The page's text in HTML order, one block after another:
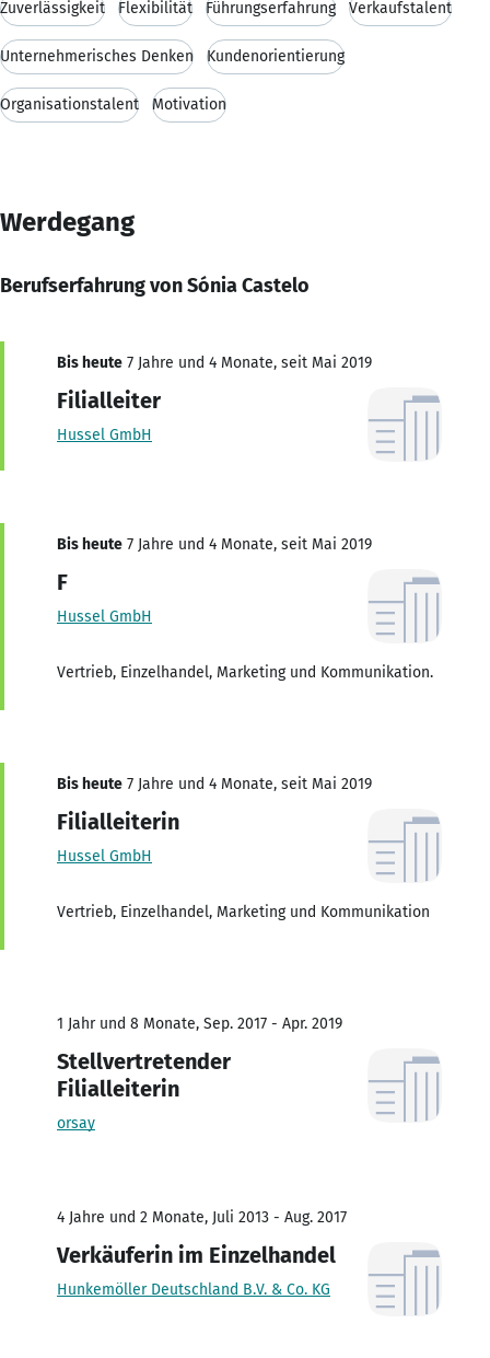
Zuverlässigkeit Flexibilität Führungserfahrung Verkaufstalent
Unternehmerisches Denken Kundenorientierung
Organisationstalent Motivation
Werdegang
Berufserfahrung von Sónia Castelo
Bis heute 7 Jahre und 4 Monate, seit Mai 2019
Filialleiter
Hussel GmbH
Bis heute 7 Jahre und 4 Monate, seit Mai 2019
F
Hussel GmbH
Vertrieb, Einzelhandel, Marketing und Kommunikation.
Bis heute 7 Jahre und 4 Monate, seit Mai 2019
Filialleiterin
Hussel GmbH
Vertrieb, Einzelhandel, Marketing und Kommunikation
1 Jahr und 8 Monate, Sep. 2017 - Apr. 2019
Stellvertretender
Filialleiterin
orsay
4 Jahre und 2 Monate, Juli 2013 - Aug. 2017
Verkäuferin im Einzelhandel
Hunkemöller Deutschland B.V. & Co. KG